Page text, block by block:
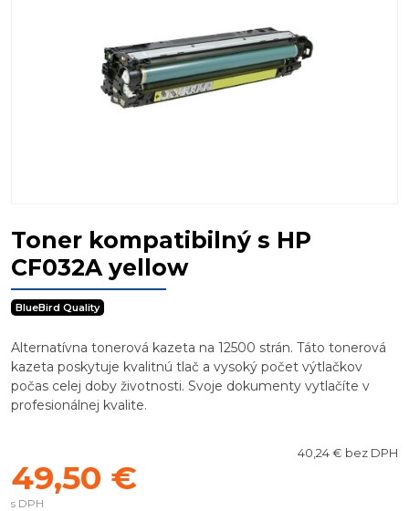
Toner kompatibilný s HP
CF032A yellow
BlueBird Quality
Alternatívna tonerová kazeta na 12500 strán. Táto tonerová
kazeta poskytuje kvalitnú tlač a vysoký počet výtlačkov
počas celej doby životnosti. Svoje dokumenty vytlačíte v
profesionálnej kvalite.
40,24 € bez DPH
49,50 €
s DPH